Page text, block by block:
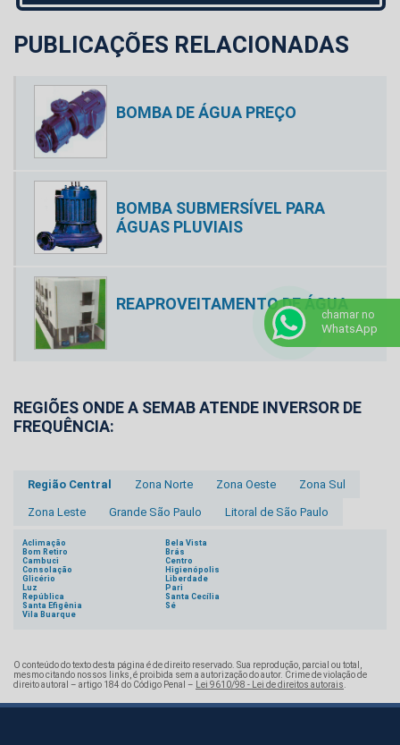
PUBLICAÇÕES RELACIONADAS
BOMBA DE ÁGUA PREÇO
BOMBA SUBMERSÍVEL PARA
ÁGUAS PLUVIAIS
REAPROVEITAMENTO DE ÁGUA
REGIÕES ONDE A SEMAB ATENDE INVERSOR DE
FREQUÊNCIA:
Região Central Zona Norte Zona Oeste Zona Sul
Zona Leste Grande São Paulo Litoral de São Paulo
Aclimação
Bela Vista
Bom Retiro
Brás
Cambuci
Centro
Consolação
Higienópolis
Glicério
Liberdade
Luz
Pari
República
Santa Cecília
Santa Efigênia
Sé
Vila Buarque
O conteúdo do texto desta página é de direito reservado. Sua reprodução, parcial ou total,
mesmo citando nossos links, é proibida sem a autorização do autor. Crime de violação de
direito autoral – artigo 184 do Código Penal –
Lei 9610/98 - Lei de direitos autorais
chamar no
WhatsApp